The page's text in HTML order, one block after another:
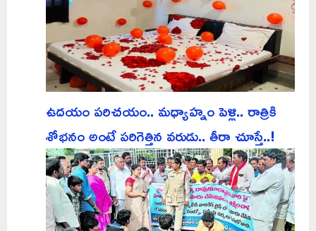
ఉదయం పరిచయం.. మధ్యాహ్నం పెళ్లి.. రాత్రికి
శోభనం అంటే పరిగెత్తిన వరుడు.. తీరా చూస్తే..!